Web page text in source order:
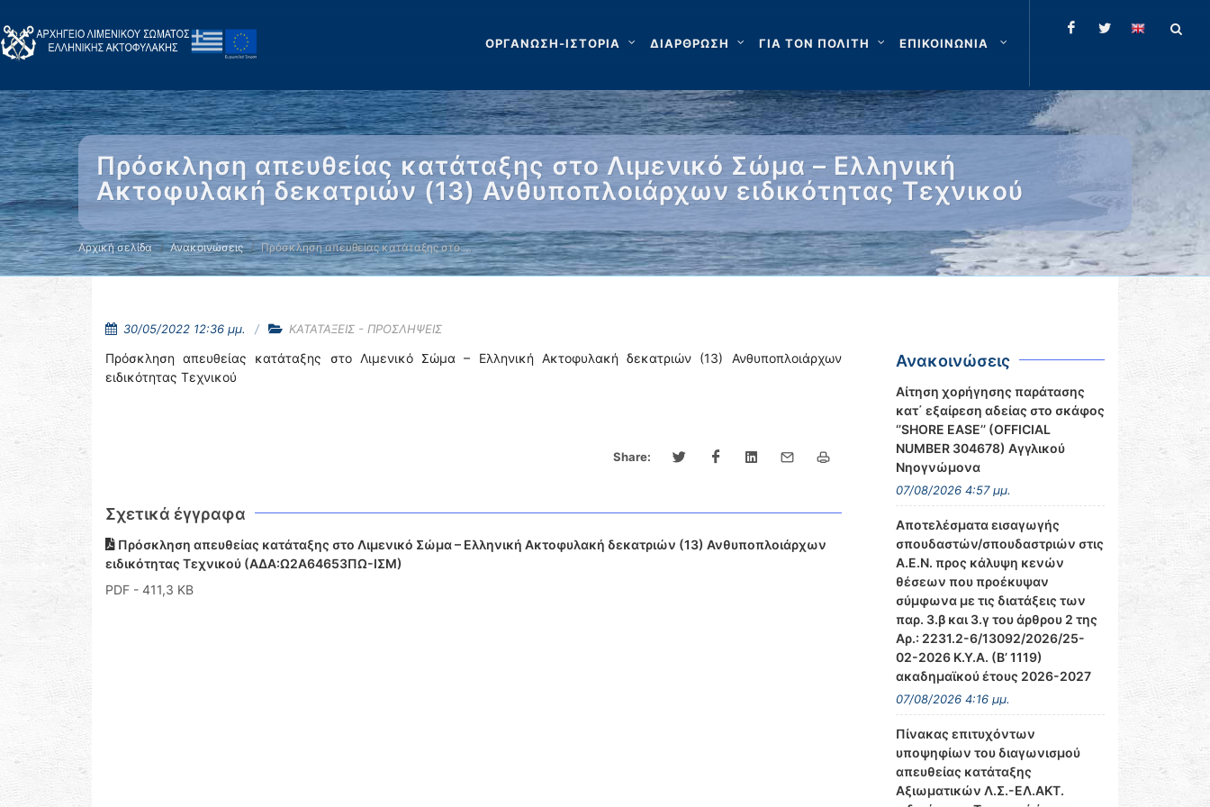
ΟΡΓΑΝΩΣΗ-ΙΣΤΟΡΙΑ ΔΙΑΡΘΡΩΣΗ ΓΙΑ ΤΟΝ ΠΟΛΙΤΗ ΕΠΙΚΟΙΝΩΝΙΑ
Πρόσκληση απευθείας κατάταξης στο Λιμενικό Σώμα – Ελληνική
Ακτοφυλακή δεκατριών (13) Ανθυποπλοιάρχων ειδικότητας Τεχνικού
Αρχική σελίδα Ανακοινώσεις Πρόσκληση απευθείας κατάταξης στο …
30/05/2022 12:36 μμ. ΚΑΤΑΤΑΞΕΙΣ - ΠΡΟΣΛΗΨΕΙΣ
Πρόσκληση απευθείας κατάταξης στο Λιμενικό Σώμα – Ελληνική Ακτοφυλακή δεκατριών (13) Ανθυποπλοιάρχων
ειδικότητας Τεχνικού
Share:
Σχετικά έγγραφα
Πρόσκληση απευθείας κατάταξης στο Λιμενικό Σώμα – Ελληνική Ακτοφυλακή δεκατριών (13) Ανθυποπλοιάρχων
ειδικότητας Τεχνικού (ΑΔΑ:Ω2Α64653ΠΩ-ΙΣΜ)
PDF - 411,3 KB
Ανακοινώσεις
Αίτηση χορήγησης παράτασης
κατ΄ εξαίρεση αδείας στο σκάφος
‘’SHORE EASE’’ (OFFICIAL
NUMBER 304678) Αγγλικού
Νηογνώμονα
07/08/2026 4:57 μμ.
Αποτελέσματα εισαγωγής
σπουδαστών/σπουδαστριών στις
Α.Ε.Ν. προς κάλυψη κενών
θέσεων που προέκυψαν
σύμφωνα με τις διατάξεις των
παρ. 3.β και 3.γ του άρθρου 2 της
Αρ.: 2231.2-6/13092/2026/25-
02-2026 Κ.Υ.Α. (Β’ 1119)
ακαδημαϊκού έτους 2026-2027
07/08/2026 4:16 μμ.
Πίνακας επιτυχόντων
υποψηφίων του διαγωνισμού
απευθείας κατάταξης
Αξιωματικών Λ.Σ.-ΕΛ.ΑΚΤ.